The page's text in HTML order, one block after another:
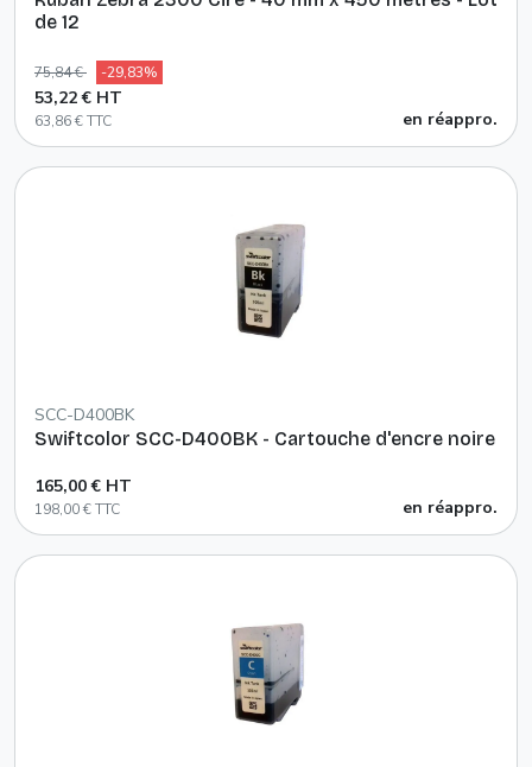
de 12
75,84 € -29,83%
53,22 € HT
63,86 € TTC en réappro.
SCC-D400BK
Swiftcolor SCC-D400BK - Cartouche d'encre noire
165,00 € HT
198,00 € TTC en réappro.